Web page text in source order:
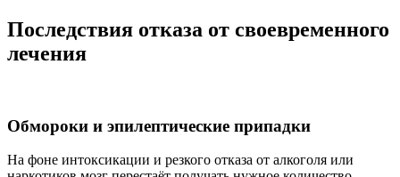
Последствия отказа от своевременного
лечения
Обмороки и эпилептические припадки
На фоне интоксикации и резкого отказа от алкоголя или